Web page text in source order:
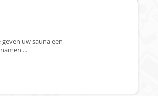
uw sauna een
...